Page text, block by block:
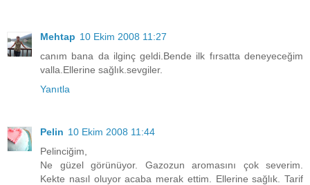
Mehtap 10 Ekim 2008 11:27
canım bana da ilginç geldi.Bende ilk fırsatta deneyeceğim
valla.Ellerine sağlık.sevgiler.
Yanıtla
Pelin 10 Ekim 2008 11:44
Pelinciğim,
Ne güzel görünüyor. Gazozun aromasını çok severim.
Kekte nasıl oluyor acaba merak ettim. Ellerine sağlık. Tarif